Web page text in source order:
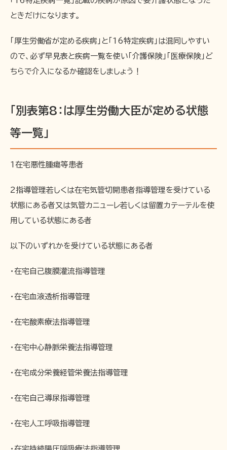
ときだけになります。
「厚生労働省が定める疾病」と「16特定疾病」は混同しやすい
ので、必ず早見表と疾病一覧を使い「介護保険」「医療保険」ど
ちらで介入になるか確認をしましょう！
「別表第8：は厚生労働大臣が定める状態
等一覧」
1在宅悪性腫瘍等患者
2指導管理若しくは在宅気管切開患者指導管理を受けている
状態にある者又は気管カニューレ若しくは留置カテーテルを使
用している状態にある者
以下のいずれかを受けている状態にある者
・在宅自己腹膜灌流指導管理
・在宅血液透析指導管理
・在宅酸素療法指導管理
・在宅中心静脈栄養法指導管理
・在宅成分栄養経管栄養法指導管理
・在宅自己導尿指導管理
・在宅人工呼吸指導管理